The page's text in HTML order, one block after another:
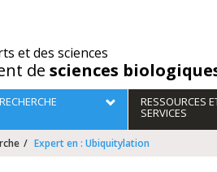
et des sciences
de sciences
RESSOURCES
SERVICES
Expert en : Ubiquitylation